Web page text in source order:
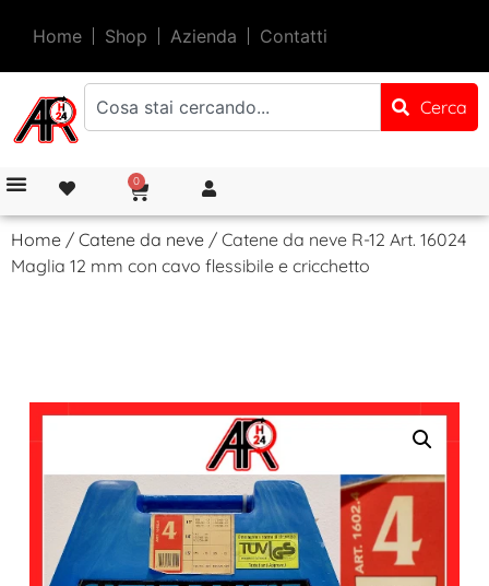
Home Shop Azienda Contatti
Cerca
0
Home / Catene da neve / Catene da neve R-12 Art. 16024
Maglia 12 mm con cavo flessibile e cricchetto